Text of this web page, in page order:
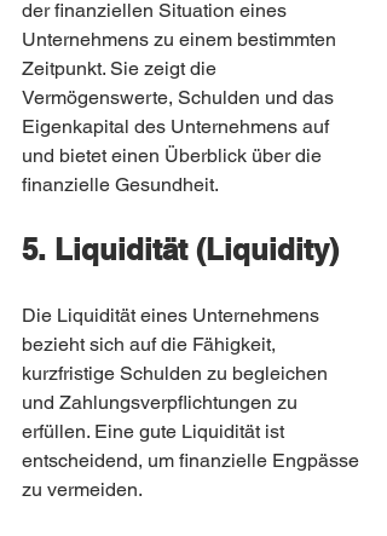
der finanziellen Situation eines
Unternehmens zu einem bestimmten
Zeitpunkt. Sie zeigt die
Vermögenswerte, Schulden und das
Eigenkapital des Unternehmens auf
und bietet einen Überblick über die
finanzielle Gesundheit.
5. Liquidität (Liquidity)
Die Liquidität eines Unternehmens
bezieht sich auf die Fähigkeit,
kurzfristige Schulden zu begleichen
und Zahlungsverpflichtungen zu
erfüllen. Eine gute Liquidität ist
entscheidend, um finanzielle Engpässe
zu vermeiden.